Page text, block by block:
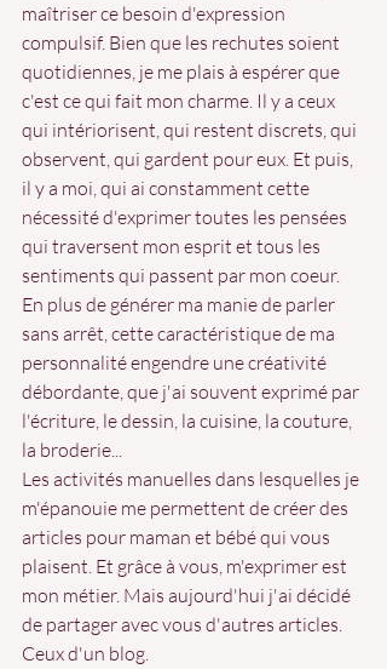
maîtriser ce besoin d'expression
compulsif. Bien que les rechutes soient
quotidiennes, je me plais à espérer que
c'est ce qui fait mon charme. Il y a ceux
qui intériorisent, qui restent discrets, qui
observent, qui gardent pour eux. Et puis,
il y a moi, qui ai constamment cette
nécessité d'exprimer toutes les pensées
qui traversent mon esprit et tous les
sentiments qui passent par mon coeur.
En plus de générer ma manie de parler
sans arrêt, cette caractéristique de ma
personnalité engendre une créativité
débordante, que j'ai souvent exprimé par
l'écriture, le dessin, la cuisine, la couture,
la broderie...
Les activités manuelles dans lesquelles je
m'épanouie me permettent de créer des
articles pour maman et bébé qui vous
plaisent. Et grâce à vous, m'exprimer est
mon métier. Mais aujourd'hui j'ai décidé
de partager avec vous d'autres articles.
Ceux d'un blog.